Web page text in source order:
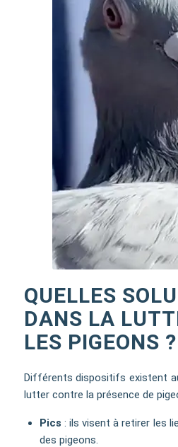
QUELLES
DANS LA
LES PIGEONS ?
Différents dispositifs existent
lutter contre la présence de
Pics : ils visent à retirer les
des pigeons.